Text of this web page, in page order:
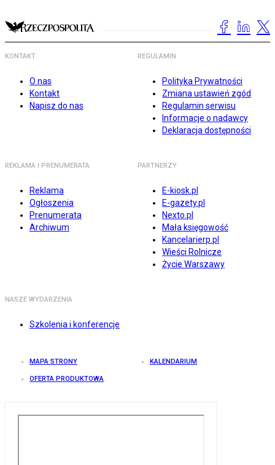
KONTAKT
O nas
Kontakt
Napisz do nas
REGULAMIN
Polityka Prywatności
Zmiana ustawień zgód
Regulamin serwisu
Informacje o nadawcy
Deklaracja dostępności
REKLAMA I PRENUMERATA
Reklama
Ogłoszenia
Prenumerata
Archiwum
PARTNERZY
E-kiosk.pl
E-gazety.pl
Nexto.pl
Mała księgowość
Kancelarierp.pl
Wieści Rolnicze
Życie Warszawy
NASZE WYDARZENIA
Szkolenia i konferencje
MAPA STRONY KALENDARIUM
OFERTA PRODUKTOWA